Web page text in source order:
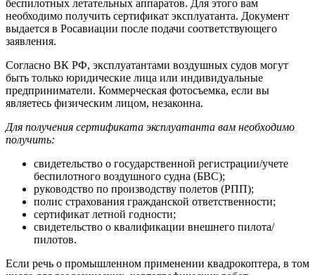
беспилотных летательных аппаратов. Для этого вам
необходимо получить сертификат эксплуатанта. Документ
выдается в Росавиации после подачи соответствующего
заявления.
Согласно ВК РФ, эксплуатантами воздушных судов могут
быть только юридические лица или индивидуальные
предприниматели. Коммерческая фотосъемка, если вы
являетесь физическим лицом, незаконна.
Для получения сертификата эксплуатанта вам необходимо
получить:
свидетельство о государственной регистрации/учете
беспилотного воздушного судна (БВС);
руководство по производству полетов (РПП);
полис страхования гражданской ответственности;
сертификат летной годности;
свидетельство о квалификации внешнего пилота/
пилотов.
Если речь о промышленном применении квадрокоптера, в том